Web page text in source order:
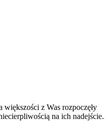
z Was rozpoczęły
na ich nadejście.